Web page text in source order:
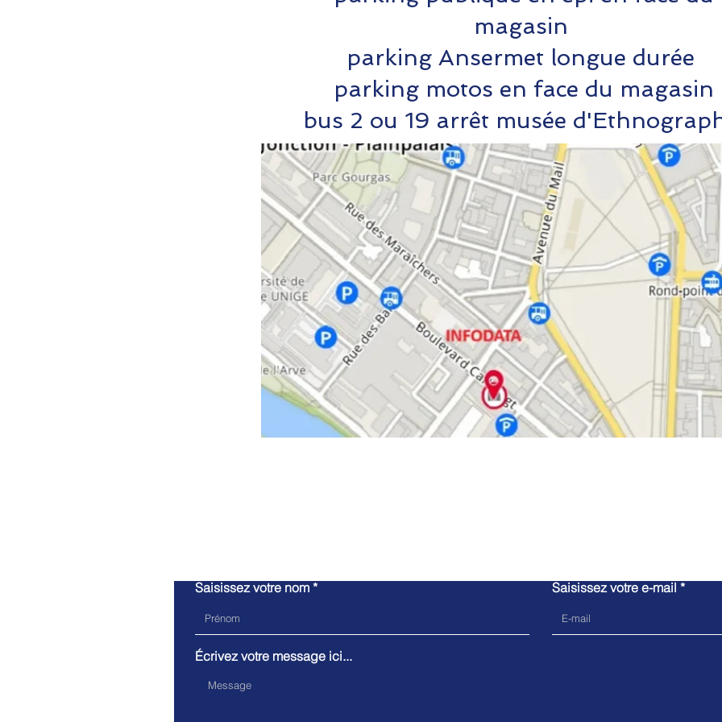
magasin
parking Ansermet longue durée
parking motos en face du magasin
bus 2 ou 19 arrêt musée
Saisissez votre nom Saisissez votre e-mail
Écrivez votre message ici...